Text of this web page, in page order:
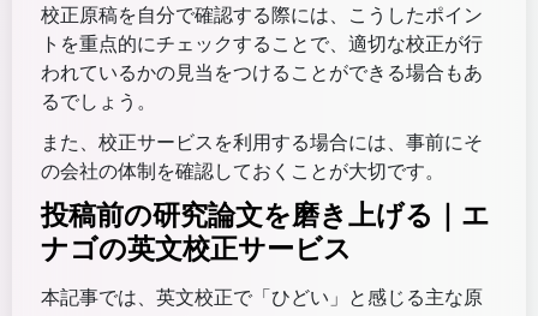
校正原稿を自分で確認する際には、こうしたポイン
トを重点的にチェックすることで、適切な校正が行
われているかの見当をつけることができる場合もあ
るでしょう。
また、校正サービスを利用する場合には、事前にそ
の会社の体制を確認しておくことが大切です。
投稿前の研究論文を磨き上げる｜エ
ナゴの英文校正サービス
本記事では、英文校正で「ひどい」と感じる主な原